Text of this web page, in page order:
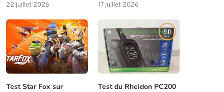
22 juillet 2026 17 juillet 2026
8.0
Test Star Fox sur
9.0
Test du Rheidon PC200